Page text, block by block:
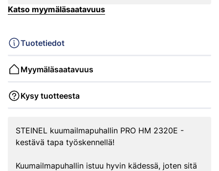
Katso myymäläsaatavuus
Tuotetiedot
Myymäläsaatavuus
Kysy tuotteesta
STEINEL kuumailmapuhallin PRO HM 2320E -
kestävä tapa työskennellä!
Kuumailmapuhallin istuu hyvin kädessä, joten sitä